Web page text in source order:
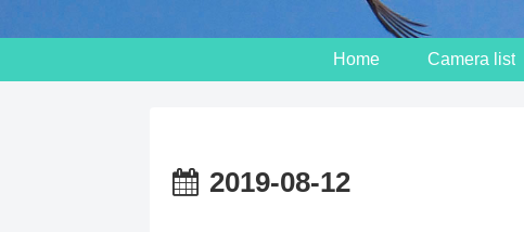
Home Camera list
2019-08-12